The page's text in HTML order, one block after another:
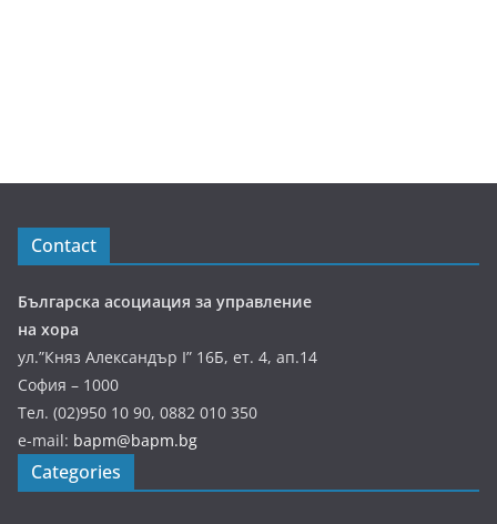
Contact
Българска асоциация за управление
на хора
ул.”Княз Александър І” 16Б, ет. 4, ап.14
София – 1000
Тел. (02)950 10 90, 0882 010 350
e-mail: bapm@bapm.bg
Categories